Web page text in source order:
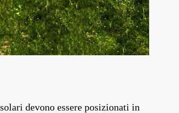
devono essere posizionati in